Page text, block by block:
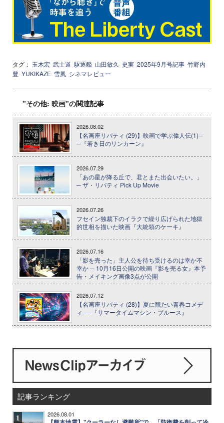
タグ： 玉木宏 武士道 駆逐艦 山田敏久 史実 2025年9月号記事 竹野内
豊 YUKIKAZE 雪風 シネマレビュー
"その他: 映画"の関連記事
2026.08.02
【名画座リバティ (29)】映画で学ぶ偉人伝(1)─
─『若き日のリンカーン』
2026.07.29
「あの星が降る丘で、君とまた出会いたい。」
─ ザ・リバティ Pick Up Movie
2026.07.26
フセイン独裁下のイラクで繰り広げられた地獄
的世相を描いた映画『大統領のケーキ』
2026.07.16
「影を売った」主人公を待ち受けるのは幸か不
幸か ─ 10月16日公開の映画『影を売る女』本予
告・メイキング画像3点が公開
2026.07.12
【名画座リバティ (28)】夏に観たい青春コメデ
ィ──『サマータイムマシン・ブルース』
記事ランキング
1 2026.08.01